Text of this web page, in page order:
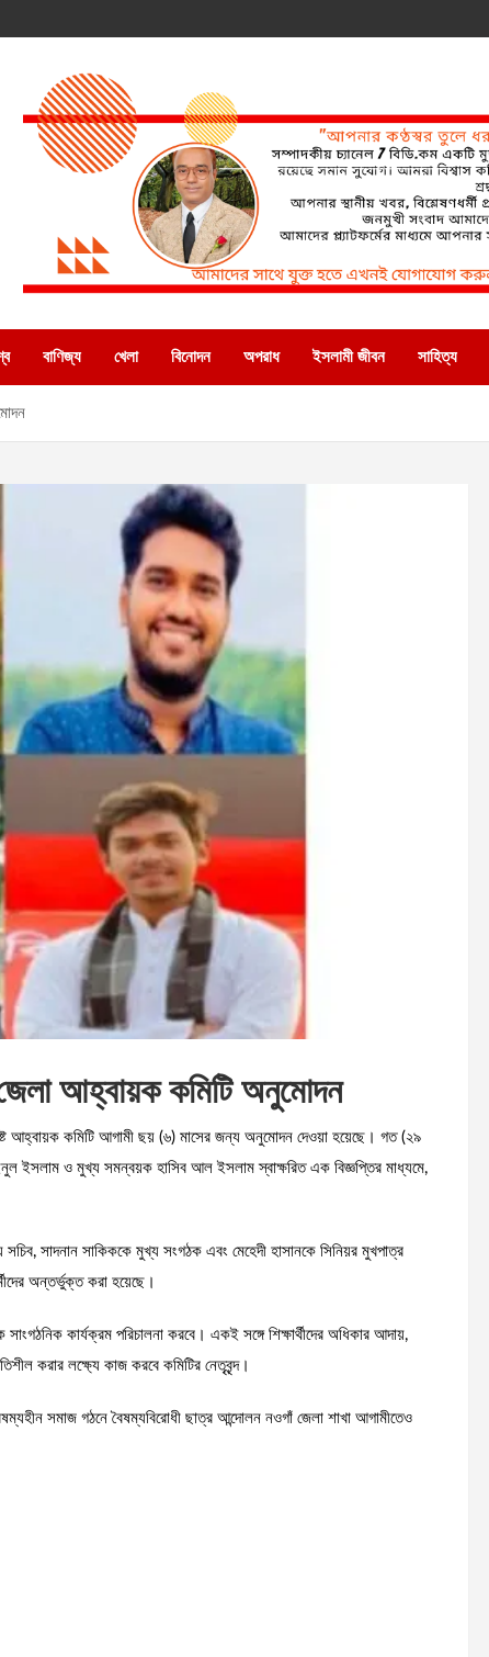
বাণিজ্য খেলা বিনোদন অপরাধ ইসলামী জীবন সাহিত্য
আহ্বায়ক কমিটি অনুমোদন
আহ্বায়ক কমিটি আগামী ছয় (৬) মাসের জন্য অনুমোদন দেওয়া হয়েছে। গত (২৯
ইসলাম ও মুখ্য সমন্বয়ক হাসিব আল ইসলাম স্বাক্ষরিত এক বিজ্ঞপ্তির মাধ্যমে,
সাদনান সাকিককে মুখ্য সংগঠক এবং মেহেদী হাসানকে সিনিয়র মুখপাত্র
অন্তর্ভুক্ত করা হয়েছে।
কার্যক্রম পরিচালনা করবে। একই সঙ্গে শিক্ষার্থীদের অধিকার আদায়,
করার লক্ষ্যে কাজ করবে কমিটির নেতৃবৃন্দ।
সমাজ গঠনে বৈষম্যবিরোধী ছাত্র আন্দোলন নওগাঁ জেলা শাখা আগামীতেও